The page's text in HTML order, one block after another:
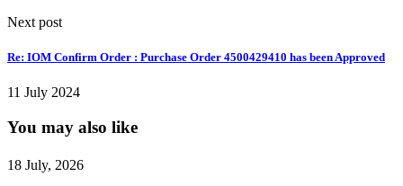
Next post
Re: IOM Confirm Order : Purchase Order 4500429410 has been Approved
11 July 2024
You may also like
18 July, 2026